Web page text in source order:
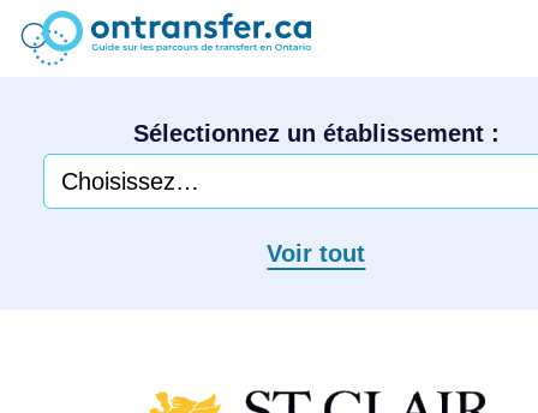
Sélectionnez un établissement :
Voir tout